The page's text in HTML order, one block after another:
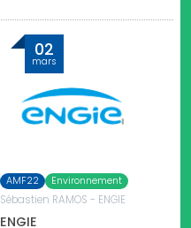
02
mars
AMF22 Environnement
Sébastien RAMOS - ENGIE
ENGIE